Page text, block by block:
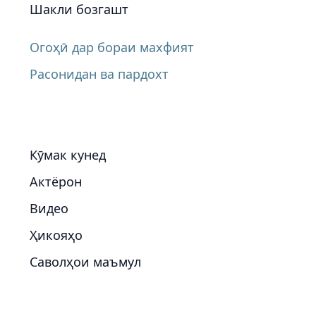
Шакли бозгашт
Огоҳӣ дар бораи махфият
Расонидан ва пардохт
Кӯмак кунед
Актёрон
Видео
Ҳикояҳо
Саволҳои маъмул